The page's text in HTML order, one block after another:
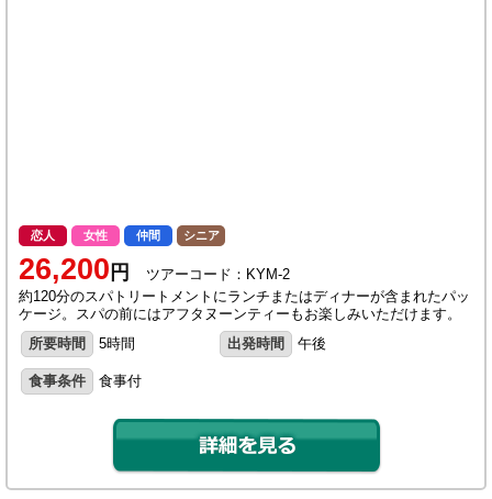
恋人 女性 仲間 シニア
26,200 円
ツアーコード：KYM-2
約120分のスパトリートメントにランチまたはディナーが含まれたパッ
ケージ。スパの前にはアフタヌーンティーもお楽しみいただけます。
所要時間
5時間 出発時間 午後
食事条件 食事付